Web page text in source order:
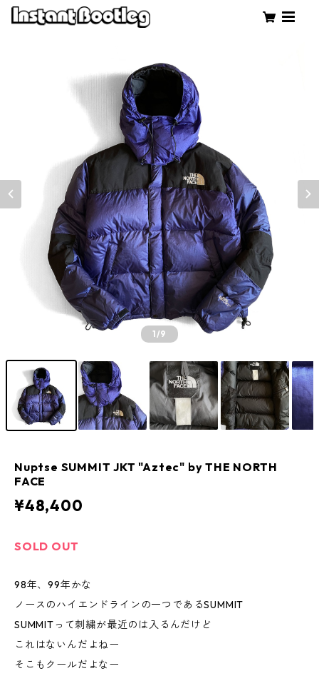
1/9
Nuptse SUMMIT JKT "Aztec" by THE NORTH
FACE
¥48,400
SOLD OUT
98年、99年かな
ノースのハイエンドラインの一つであるSUMMIT
SUMMITって刺繍が最近のは入るんだけど
これはないんだよねー
そこもクールだよなー